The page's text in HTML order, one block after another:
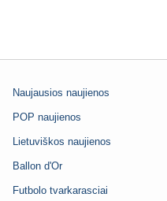
Naujausios naujienos
POP naujienos
Lietuviškos naujienos
Ballon d'Or
Futbolo tvarkarasciai